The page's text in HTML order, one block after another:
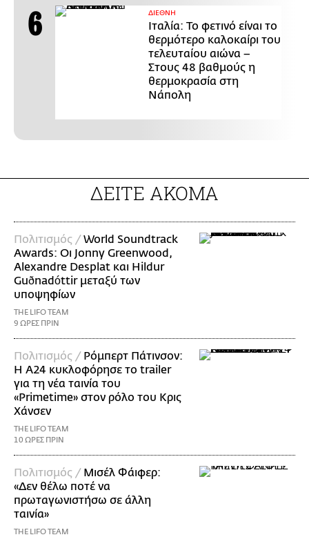
ΔΙΕΘΝΗ
Ιταλία: Το φετινό είναι το
θερμότερο καλοκαίρι του
τελευταίου αιώνα –
Στους 48 βαθμούς η
θερμοκρασία στη
Νάπολη
ΔΕΙΤΕ ΑΚΟΜΑ
Πολιτισμός /World Soundtrack
Awards: Οι Jonny Greenwood,
Alexandre Desplat και Hildur
Guðnadóttir μεταξύ των
υποψηφίων
THE LIFO TEAM
9 ΩΡΕΣ ΠΡΙΝ
Πολιτισμός / Ρόμπερτ Πάτινσον:
Η Α24 κυκλοφόρησε το trailer
για τη νέα ταινία του
«Primetime» στον ρόλο του Κρις
Χάνσεν
THE LIFO TEAM
10 ΩΡΕΣ ΠΡΙΝ
Πολιτισμός / Μισέλ Φάιφερ:
«Δεν θέλω ποτέ να
πρωταγωνιστήσω σε άλλη
ταινία»
THE LIFO TEAM